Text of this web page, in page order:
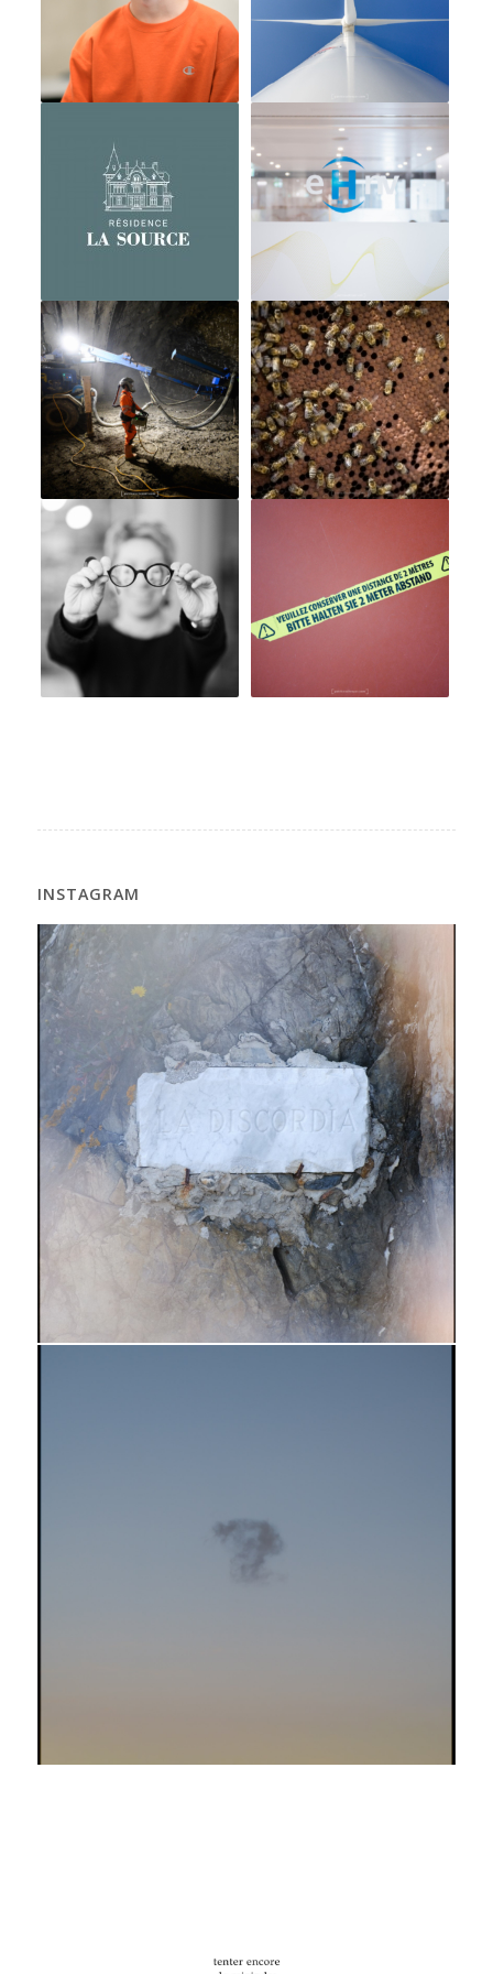
INSTAGRAM